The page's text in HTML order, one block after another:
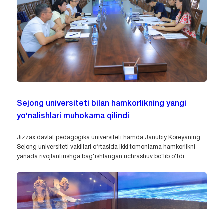
Sejong universiteti bilan hamkorlikning yangi
yo‘nalishlari muhokama qilindi
Jizzax davlat pedagogika universiteti hamda Janubiy Koreyaning
Sejong universiteti vakillari o‘rtasida ikki tomonlama hamkorlikni
yanada rivojlantirishga bag‘ishlangan uchrashuv bo‘lib o‘tdi.